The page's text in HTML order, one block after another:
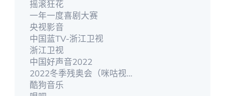
摇滚狂花
一年一度喜剧大赛
央视影音
中国蓝TV-浙江卫视
浙江卫视
中国好声音2022
2022冬季残奥会（咪咕视频）
酷狗音乐